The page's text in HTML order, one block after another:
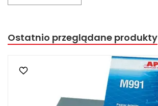
Ostatnio przeglądane produkty